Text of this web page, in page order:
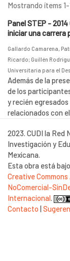
Mostrando ítems 1-
Panel STEP -
iniciar una carrera
Gallardo Camarena,
Ricardo; Guillén
Universitaria para el
Además de la
de los
y recién
relacionados con
2023. CUDI la Red
Investigación y
Mexicana.
Esta obra está
Creative
NoComercial-
Internacional.
Contacto |